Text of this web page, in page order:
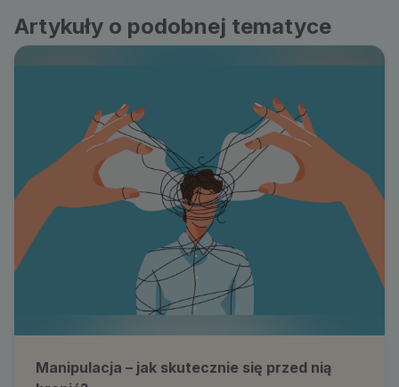
Artykuły o podobnej tematyce
Manipulacja – jak skutecznie się przed nią